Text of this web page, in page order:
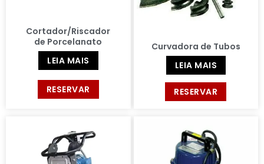
Cortador/Riscador
de Porcelanato
LEIA MAIS
RESERVAR
Curvadora de Tubos
LEIA MAIS
RESERVAR